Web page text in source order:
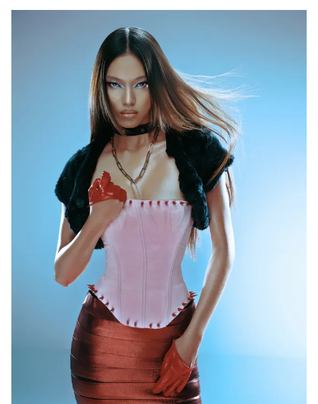
Nhân vật
Chất lượng cuộc sống
Học trực tuyến
Hitech Công nghệ tương lai
Thị trường
Giao lưu trực tuyến
Lịch phát sóng
Chuyên mục khác
Emagazine Podcast
Infographic
Shorts video
VTV Money VTV Thể thao